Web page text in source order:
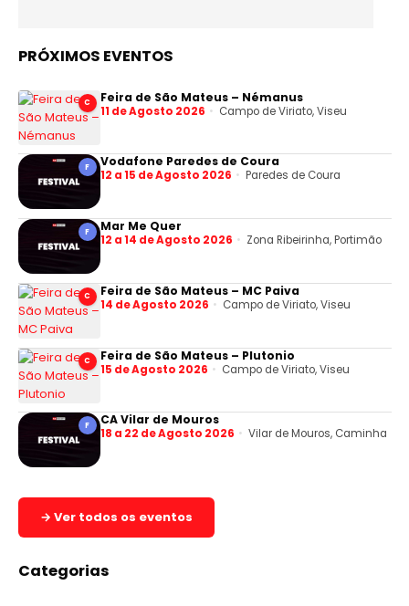
PRÓXIMOS EVENTOS
C Feira de São Mateus – Némanus
11 de Agosto 2026 Campo de Viriato, Viseu
F Vodafone Paredes de Coura
12 a 15 de Agosto 2026 Paredes de Coura
F Mar Me Quer
12 a 14 de Agosto 2026 Zona Ribeirinha, Portimão
C Feira de São Mateus – MC Paiva
14 de Agosto 2026 Campo de Viriato, Viseu
C Feira de São Mateus – Plutonio
15 de Agosto 2026 Campo de Viriato, Viseu
F CA Vilar de Mouros
18 a 22 de Agosto 2026 Vilar de Mouros, Caminha
→ Ver todos os eventos
Categorias